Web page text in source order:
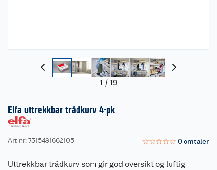
1 / 19
Elfa uttrekkbar trådkurv 4-pk
Art nr: 7315491662105 ☆☆☆☆☆ 0omtaler
Uttrekkbar trådkurv som gir god oversikt og luftig